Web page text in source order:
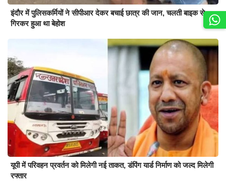
इंदौर में पुलिसकर्मियों ने सीपीआर देकर बचाई छात्र की जान, चलती बाइक से
गिरकर हुआ था बेहोश
यूपी में परिवहन प्रवर्तन को मिलेगी नई ताकत, डंपिंग यार्ड निर्माण को जल्द मिलेगी
रफ्तार